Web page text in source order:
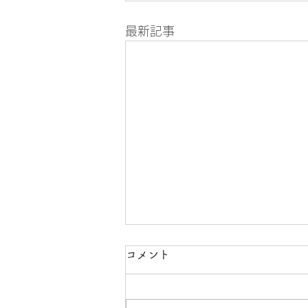
最新記事
8月の診療案内
中のみの診療になります、午後休
コメント